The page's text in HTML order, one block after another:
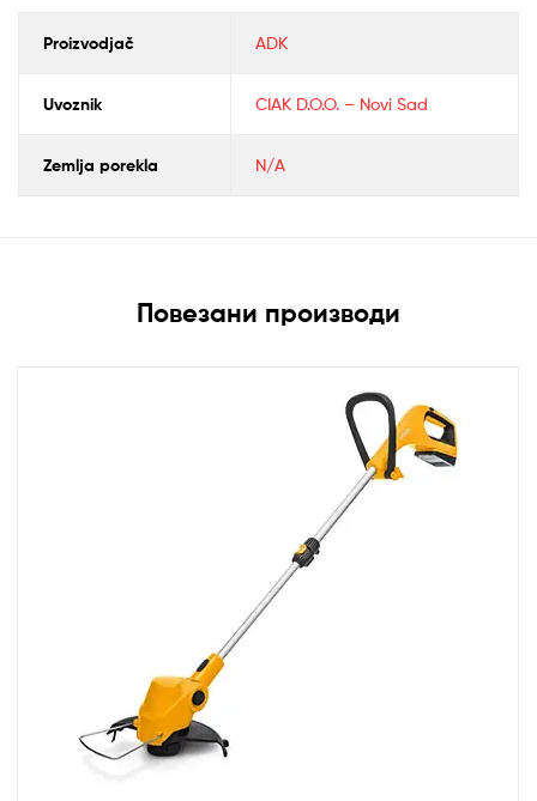
Proizvodjač ADK
Uvoznik CIAK D.O.O. – Novi Sad
Zemlja porekla N/A
Повезани производи